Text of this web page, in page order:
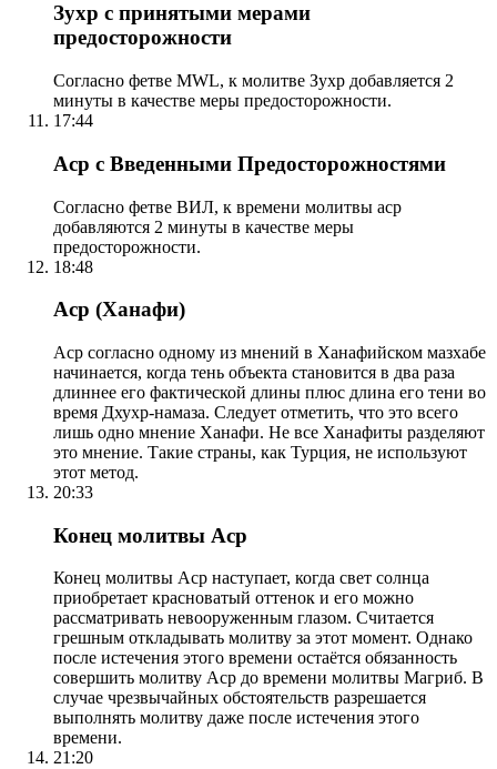
Зухр с принятыми мерами
предосторожности
Согласно фетве MWL, к молитве Зухр добавляется 2
минуты в качестве меры предосторожности.
17:44
Аср с Введенными Предосторожностями
Согласно фетве ВИЛ, к времени молитвы аср
добавляются 2 минуты в качестве меры
предосторожности.
18:48
Аср (Ханафи)
Аср согласно одному из мнений в Ханафийском мазхабе
начинается, когда тень объекта становится в два раза
длиннее его фактической длины плюс длина его тени во
время Дхухр-намаза. Следует отметить, что это всего
лишь одно мнение Ханафи. Не все Ханафиты разделяют
это мнение. Такие страны, как Турция, не используют
этот метод.
20:33
Конец молитвы Аср
Конец молитвы Аср наступает, когда свет солнца
приобретает красноватый оттенок и его можно
рассматривать невооруженным глазом. Считается
грешным откладывать молитву за этот момент. Однако
после истечения этого времени остаётся обязанность
совершить молитву Аср до времени молитвы Магриб. В
случае чрезвычайных обстоятельств разрешается
выполнять молитву даже после истечения этого
времени.
21:20